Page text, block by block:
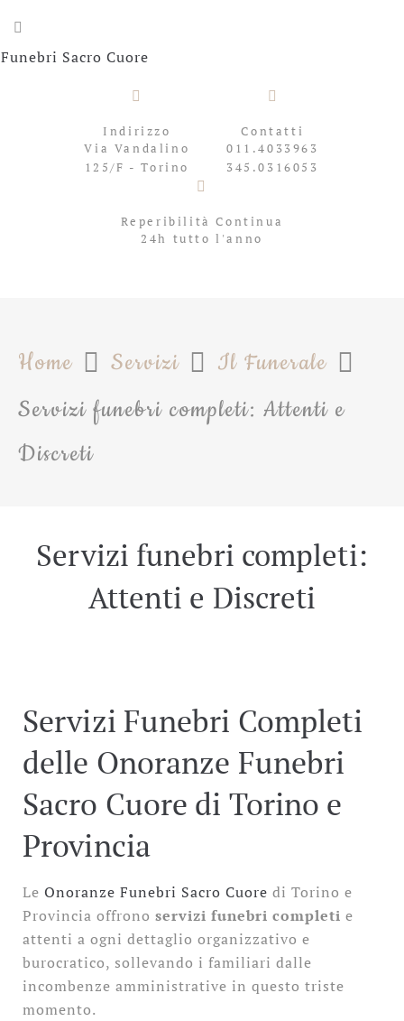
Indirizzo
Via Vandalino
125/F - Torino
Contatti
011.4033963
345.0316053
Reperibilità Continua
24h tutto l'anno
Home Servizi
Il Funerale
Servizi funebri completi: Attenti e
Discreti
Servizi funebri completi:
Attenti e Discreti
Servizi Funebri Completi
delle Onoranze Funebri
Sacro Cuore di Torino e
Provincia
Le Onoranze Funebri Sacro Cuore di Torino e
Provincia offrono servizi funebri completi e
attenti a ogni dettaglio organizzativo e
burocratico, sollevando i familiari dalle
incombenze amministrative in questo triste
momento.